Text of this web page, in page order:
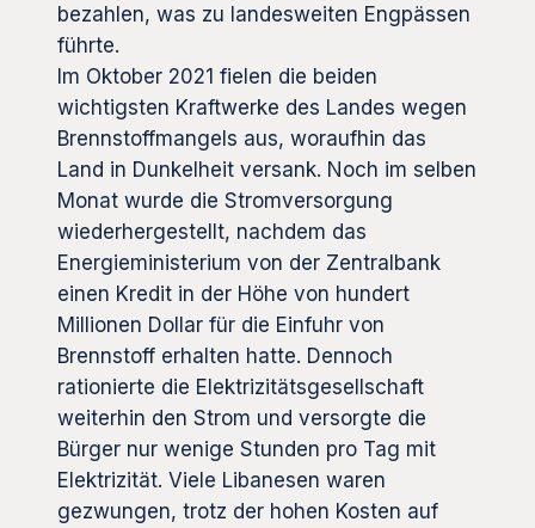
bezahlen, was zu landesweiten Engpässen
führte.
Im Oktober 2021 fielen die beiden
wichtigsten Kraftwerke des Landes wegen
Brennstoffmangels aus, woraufhin das
Land in Dunkelheit versank. Noch im selben
Monat wurde die Stromversorgung
wiederhergestellt, nachdem das
Energieministerium von der Zentralbank
einen Kredit in der Höhe von hundert
Millionen Dollar für die Einfuhr von
Brennstoff erhalten hatte. Dennoch
rationierte die Elektrizitätsgesellschaft
weiterhin den Strom und versorgte die
Bürger nur wenige Stunden pro Tag mit
Elektrizität. Viele Libanesen waren
gezwungen, trotz der hohen Kosten auf